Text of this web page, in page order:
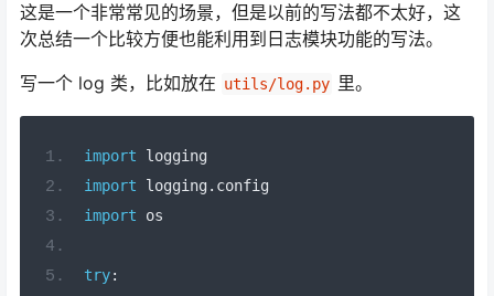
这是一个非常常见的场景，但是以前的写法都不太好，这
次总结一个比较方便也能利用到日志模块功能的写法。
写一个 log 类，比如放在 utils/log.py 里。
import logging
import logging . config
import os
try: